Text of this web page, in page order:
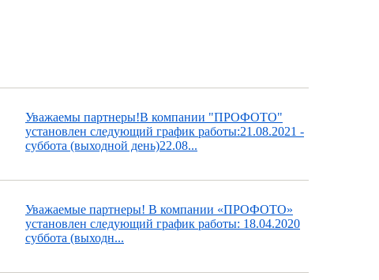
Уважаемы партнеры!В компании "ПРОФОТО"
установлен следующий график работы:21.08.2021 -
суббота (выходной день)22.08...
Уважаемые партнеры! В компании «ПРОФОТО»
установлен следующий график работы: 18.04.2020
суббота (выходн...